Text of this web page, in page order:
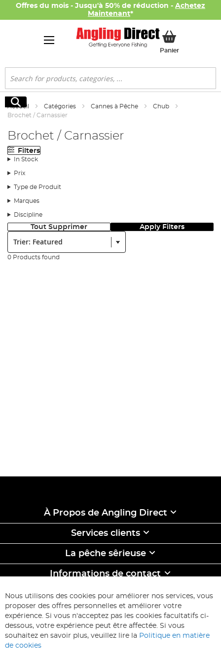
Offres du mois - Jusqu'à 50% de réduction - Achetez
Maintenant*
PanierMon panier
Rechercher
Rechercher
Accueil Catégories Cannes à Pêche
Chub
Brochet / Carnassier
Brochet / Carnassier
Filters
In Stock
Prix
Type de Produit
Marques
Discipline
Tout Supprimer Apply Filters
0 Products found
À Propos de Angling Direct
Services clients
La pêche sêrieuse
Informations de contact
ABONNEZ-VOUS & ECONOMISEZ
Inscription
à
d’information
:
Inscription
Nous utilisons des cookies pour améliorer nos services, vous
proposer des offres personnelles et améliorer votre
expérience. Si vous n'acceptez pas les cookies facultatifs ci-
dessous, votre expérience peut être affectée. Si vous
souhaitez en savoir plus, veuillez lire la Politique en matière
de cookies